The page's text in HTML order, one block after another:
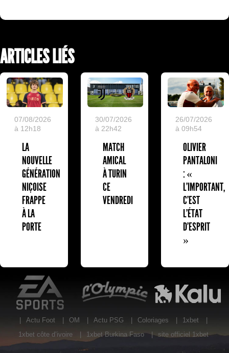
ARTICLES LIÉS
07/08/2026
à 12h18
LA
NOUVELLE
GÉNÉRATION
NIÇOISE
FRAPPE
À LA
PORTE
30/07/2026
à 22h42
MATCH
AMICAL
À TURIN
CE
VENDREDI
26/07/2026
à 09h54
OLIVIER
PANTALONI
: «
L'IMPORTANT,
C'EST
L'ÉTAT
D'ESPRIT
»
EA Sports
Actu Foot OM Actu PSG Coloriages 1xbet
1xbet côte d’ivoire
1xbet Burkina Faso | site officiel 1xbet